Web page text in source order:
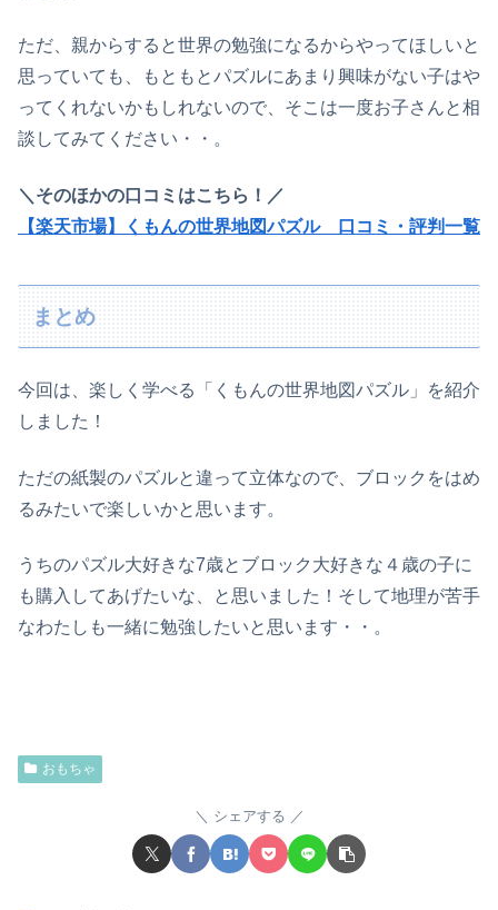
ただ、親からすると世界の勉強になるからやってほしいと
思っていても、もともとパズルにあまり興味がない子はや
ってくれないかもしれないので
そこは一度お子さんと相
談してみてください・・。
＼そのほかの口コミはこちら！／
【楽天市場】くもんの世界地図パズル 口コミ・評判一覧
まとめ
今回は 楽しく学べる 「 くもんの世界地図パズル」を紹介
しました！
ただの紙製のパズルと違って立体なので、ブロックをはめ
るみたいで楽しいかと思います。
うちのパズル大好き な7歳と ブロック大好き な４歳の子に
も購入してあげたいな と思いました ！ そして地理が苦手
なわたしも一緒に勉強したいと思います・・。
おもちゃ
シェアする